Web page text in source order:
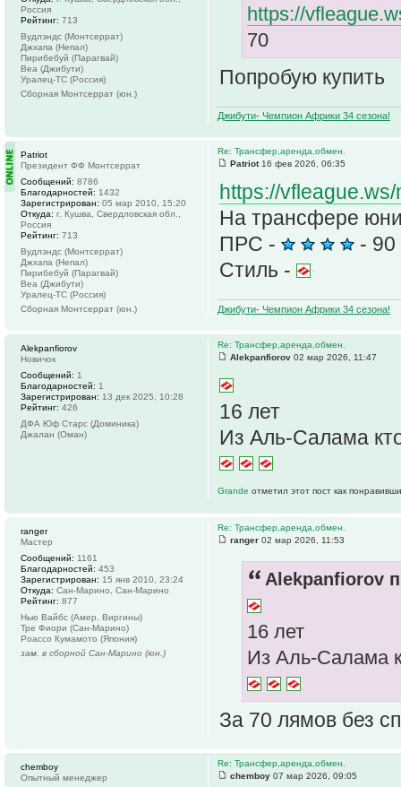
https://
70
Попробую купить
Джибути- Чемпион Африки 34 сезона!
Россия
Рейтинг: 713
Вудлэндс (Монтсеррат)
Джхапа (Непал)
Пирибебуй (Парагвай)
Веа (Джибути)
Уралец-ТС (Россия)
Сборная Монтсеррат (юн.)
Re: Трансфер,аренда,обмен.
Patriot16 фев 2026, 06:35
https://
На трансфере
ПРС -
- 90
Стиль -
Джибути- Чемпион Африки 34 сезона!
Patriot
Президент ФФ Монтсеррат
Сообщений: 8786
Благодарностей: 1432
Зарегистрирован: 05 мар 2010, 15:20
Откуда: г. Кушва, Свердловская обл.,
Россия
Рейтинг: 713
Вудлэндс (Монтсеррат)
Джхапа (Непал)
Пирибебуй (Парагвай)
Веа (Джибути)
Уралец-ТС (Россия)
Сборная Монтсеррат (юн.)
Re: Трансфер,аренда,обмен.
Alekpanfiorov 02 мар 2026, 11:47
16 лет
Из Аль-Салама
Grande отметил этот пост как
Alekpanfiorov
Новичок
Сообщений: 1
Благодарностей: 1
Зарегистрирован: 13 дек 2025, 10:28
Рейтинг: 426
ДФА Юф Старс (Доминика)
Джалан (Оман)
Re: Трансфер,аренда,обмен.
ranger 02 мар 2026, 11:53
Alekpanfiorov
16 лет
Из Аль-Салама
За 70 лямов без
ranger
Мастер
Сообщений: 1161
Благодарностей: 453
Зарегистрирован: 15 янв 2010, 23:24
Откуда: Сан-Марино, Сан-Марино
Рейтинг: 877
Нью Вайбс (Амер. Виргины)
Тре Фиори (Сан-Марино)
Роассо Кумамото (Япония)
зам. в сборной Сан-Марино (юн.)
Re: Трансфер,аренда,обмен.
chemboy 07 мар 2026, 09:05
chemboy
Опытный менеджер